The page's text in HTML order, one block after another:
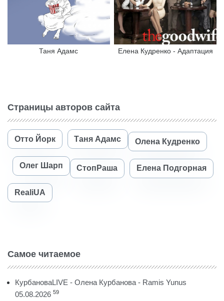
Таня Адамс Елена Кудренко - Адаптация
Страницы авторов сайта
Отто Йорк Таня Адамс Олена Кудренко
Олег Шарп СтопРаша Елена Подгорная
RealiUA
Самое читаемое
КурбановаLIVE - Олена Курбанова - Ramis Yunus
05.08.2026 59